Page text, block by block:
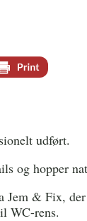
udført.
og hopper
Jem & Fix,
WC-rens.